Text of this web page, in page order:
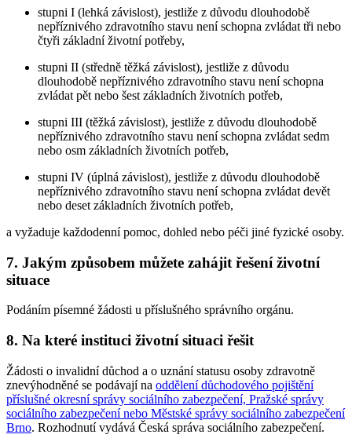
stupni I (lehká závislost), jestliže z důvodu dlouhodobě
nepříznivého zdravotního stavu není schopna zvládat tři nebo
čtyři základní životní potřeby,
stupni II (středně těžká závislost), jestliže z důvodu
dlouhodobě nepříznivého zdravotního stavu není schopna
zvládat pět nebo šest základních životních potřeb,
stupni III (těžká závislost), jestliže z důvodu dlouhodobě
nepříznivého zdravotního stavu není schopna zvládat sedm
nebo osm základních životních potřeb,
stupni IV (úplná závislost), jestliže z důvodu dlouhodobě
nepříznivého zdravotního stavu není schopna zvládat devět
nebo deset základních životních potřeb,
a vyžaduje každodenní pomoc, dohled nebo péči jiné fyzické osoby.
7. Jakým způsobem můžete zahájit řešení životní
situace
Podáním písemné žádosti u příslušného správního orgánu.
8. Na které instituci životní situaci řešit
Žádosti o invalidní důchod a o uznání statusu osoby zdravotně
znevýhodněné se podávají na oddělení důchodového pojištění
příslušné okresní správy sociálního zabezpečení, Pražské správy
sociálního zabezpečení nebo Městské správy sociálního zabezpečení
Brno. Rozhodnutí vydává Česká správa sociálního zabezpečení.